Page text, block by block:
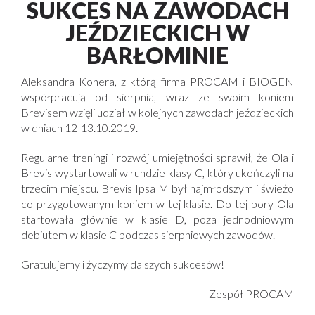
SUKCES NA ZAWODACH
JEŹDZIECKICH W
BARŁOMINIE
Aleksandra Konera, z którą firma PROCAM i BIOGEN
współpracują od sierpnia, wraz ze swoim koniem
Brevisem wzięli udział w kolejnych zawodach jeździeckich
w dniach 12-13.10.2019.
Regularne treningi i rozwój umiejętności sprawił, że Ola i
Brevis wystartowali w rundzie klasy C, który ukończyli na
trzecim miejscu. Brevis Ipsa M był najmłodszym i świeżo
co przygotowanym koniem w tej klasie. Do tej pory Ola
startowała głównie w klasie D, poza jednodniowym
debiutem w klasie C podczas sierpniowych zawodów.
Gratulujemy i życzymy dalszych sukcesów!
Zespół PROCAM